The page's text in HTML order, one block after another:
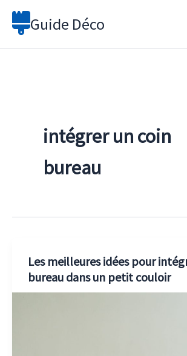
Aller
Guide Déco
intégrer un coin
bureau
Les meilleures idées pour
bureau dans un petit couloir